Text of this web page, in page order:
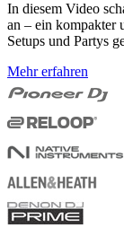
In diesem Video
an – ein kompakter
Setups und Partys
Mehr erfahren